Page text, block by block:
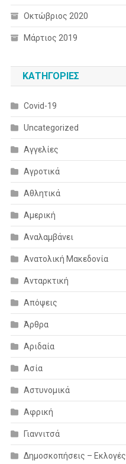
Οκτώβριος 2020
Μάρτιος 2019
KΑΤΗΓΟΡΊΕΣ
Covid-19
Uncategorized
Αγγελίες
Αγροτικά
Αθλητικά
Αμερική
Αναλαμβάνει
Ανατολική Μακεδονία
Ανταρκτική
Απόψεις
Άρθρα
Αριδαία
Ασία
Αστυνομικά
Αφρική
Γιαννιτσά
Δημοσκοπήσεις – Εκλογές